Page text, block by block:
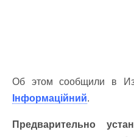
Об этом сообщили в
Інформаційний.
Предварительно